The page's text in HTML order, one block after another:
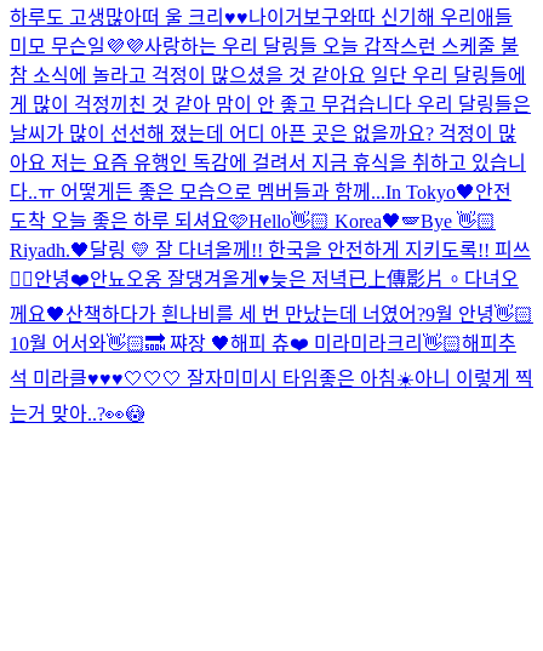
하루도 고생많아떠 울 크리♥♥나이거보구와따 신기해 우리애들
미모 무슨일💜💜사랑하는 우리 달링들 오늘 갑작스런 스케줄 불
참 소식에 놀라고 걱정이 많으셨을 것 같아요 일단 우리 달링들에
게 많이 걱정끼친 것 같아 맘이 안 좋고 무겁습니다 우리 달링들은
날씨가 많이 선선해 졌는데 어디 아픈 곳은 없을까요? 걱정이 많
아요 저는 요즘 유행인 독감에 걸려서 지금 휴식을 취하고 있습니
다..ㅠ 어떻게든 좋은 모습으로 멤버들과 함께...In Tokyo🖤안전
도착 오늘 좋은 하루 되셔요🩷Hello👋🏻 Korea🖤🪽Bye 👋🏻
Riyadh.🖤달링 💛 잘 다녀올께!! 한국을 안전하게 지키도록!! 피쓰
✌🏻안녕❤️안뇨오옹 잘댕겨올게♥늦은 저녁已上傳影片。 다녀오
께요🖤산책하다가 흰나비를 세 번 만났는데 너였어?9월 안녕👋🏻
10월 어서와👋🏻🔜 쨔장 🖤해피 츄❤️ 미라미라크리👋🏻해피추
석 미라클♥♥♥🤍🤍🤍 잘자미미시 타임좋은 아침☀️아니 이렇게 찍
는거 맞아..?👀😳